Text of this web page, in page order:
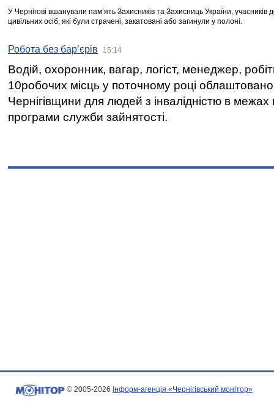
У Чернігові вшанували пам’ять Захисників та Захисниць України,
цивільних осіб, які були страчені, закатовані або загинули у полоні.
Робота без бар’єрів 15:14
Водій, охоронник, вагар, логіст, менеджер,
10робочих місць у поточному році
Чернігівщини для людей з інвалідністю в межах
програми служби зайнятості.
© 2005-2026 Інформ-агенція «Чернігівський монітор»